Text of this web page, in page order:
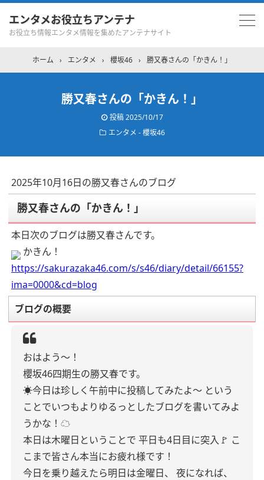
エンタメお役立ちアンテナ
お役立ち情報エンタメ情報を集めたアンテナサイト
ホーム › エンタメ › 櫻坂46 › 勝又春さんの「かきん！」
勝又春さんの「かきん！」
投稿2025/10/17
エンタメ - 櫻坂46
2025年10月16日の勝又春さんのブログ
勝又春さんの「かきん！」
本日次のブログは勝又春さんです。
かきん！
https://sakurazaka46.com/s/s46/diary/detail/66155?
ima=0000&cd=blog
ブログの概要
おはよう〜！
櫻坂46四期生の勝又春です。
☀️今日は珍しく午前中に投稿してみたよ〜 という
ことでいつもよりゆるっとしたブログを書いてみよ
うかな！☁️
本日は木曜日ということで 平日も4日目に突入🚩 こ
こまで皆さん本当にお疲れ様です！
今日を乗り越えたら明日は金曜日、
夜になれば、